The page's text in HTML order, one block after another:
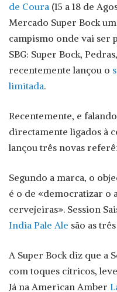
de Coura (15 a 18 de
Mercado Super Bock
campismo onde vai ser
SBG: Super Bock,
recentemente lançou o
limitada.
Recentemente, e
directamente ligados à
lançou três novas
Segundo a marca, o
é o de «democratizar o
cervejeiras». Session
India Pale Ale são as
A Super Bock diz que a
com toques cítricos,
Já na American Amber